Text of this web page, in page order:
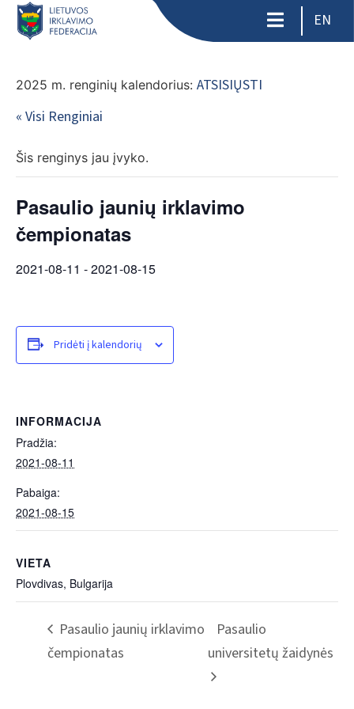
EN
2025 m. renginių kalendorius: ATSISIŲSTI
« Visi Renginiai
Šis renginys jau įvyko.
Pasaulio jaunių irklavimo
čempionatas
2021-08-11 -2021-08-15
Pridėti į kalendorių
INFORMACIJA
Pradžia:
2021-08-11
Pabaiga:
2021-08-15
VIETA
Plovdivas, Bulgarija
Pasaulio jaunių irklavimo
čempionatas
Pasaulio
universitetų žaidynės